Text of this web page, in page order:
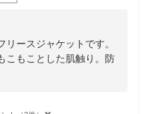
リースジャケットです。
こもことした肌触り。防